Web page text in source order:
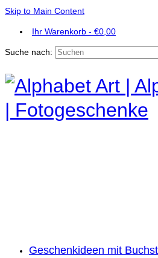
Skip to Main Content
Ihr Warenkorb - €0,00
Suche nach:
Geschenkideen mit